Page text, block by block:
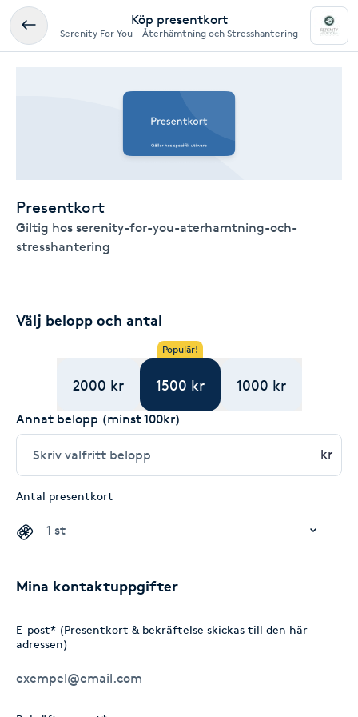
Köp presentkort
Serenity For You - Återhämtning och Stresshantering
Presentkort
Giltig hos serenity-for-you-aterhamtning-och-
stresshantering
Välj belopp och antal
2000 kr
Populär!
1500 kr 1000 kr
Annat belopp (minst 100kr)
kr
Antal presentkort
Mina kontaktuppgifter
E-post* (Presentkort & bekräftelse skickas till den här
adressen)